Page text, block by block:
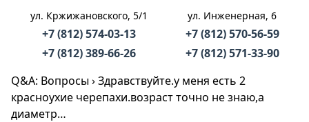
ул. Кржижановского, 5/1
+7 (812) 574-03-13
+7 (812) 389-66-26
ул. Инженерная, 6
+7 (812) 570-56-59
+7 (812) 571-33-90
Q&A: Вопросы›Здравствуйте.у меня есть 2
красноухие черепахи.возраст точно не знаю,а
диаметр…